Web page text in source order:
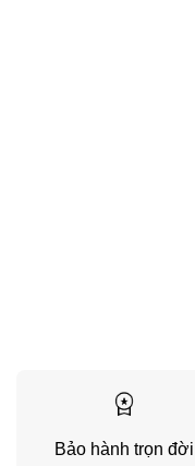
Bảo hành trọn đời